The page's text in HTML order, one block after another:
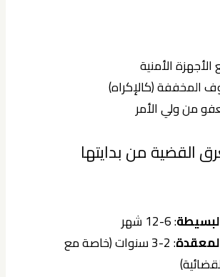
الأمنية
المخففة (كالإكراه)
من ولي الأمر
القضية من بدايتها
: 6-12 شهر
: 2-3 سنوات (خاصة مع